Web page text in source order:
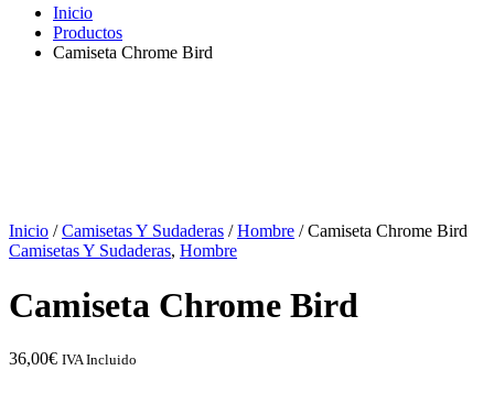
Inicio
Productos
Camiseta Chrome Bird
Inicio /Camisetas Y Sudaderas /Hombre / Camiseta Chrome Bird
Camisetas Y Sudaderas, Hombre
Camiseta Chrome Bird
36,00€ IVA Incluido